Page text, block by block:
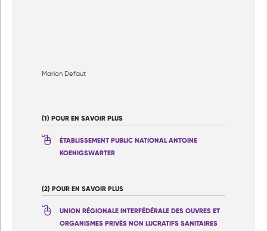
Marion Defaut
(1) POUR EN SAVOIR PLUS
ÉTABLISSEMENT PUBLIC NATIONAL ANTOINE
KOENIGSWARTER
(2) POUR EN SAVOIR PLUS
UNION RÉGIONALE INTERFÉDÉRALE DES OUVRES ET
ORGANISMES PRIVÉS NON LUCRATIFS SANITAIRES